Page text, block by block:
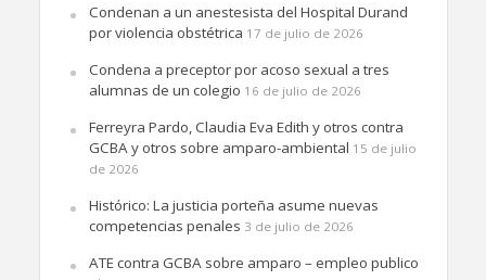
Condenan a un anestesista del Hospital Durand
por violencia obstétrica 17 de julio de 2026
Condena a preceptor por acoso sexual a tres
alumnas de un colegio 16 de julio de 2026
Ferreyra Pardo, Claudia Eva Edith y otros contra
GCBA y otros sobre amparo-ambiental 15 de julio
de 2026
Histórico: La justicia porteña asume nuevas
competencias penales 3 de julio de 2026
ATE contra GCBA sobre amparo – empleo publico